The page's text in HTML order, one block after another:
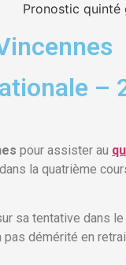
–
pour assister au
la quatrième
sa tentative dans
pas démérité en